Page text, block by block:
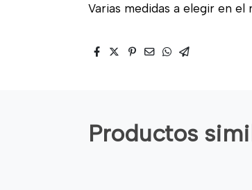
Varias medidas a elegir en el
Productos